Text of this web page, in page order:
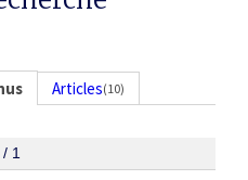
Articles(10)
/ 1